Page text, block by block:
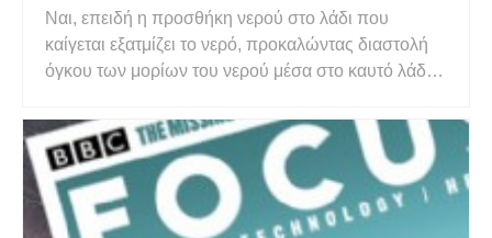
Ναι, επειδή η προσθήκη νερού στο λάδι που
καίγεται εξατμίζει το νερό, προκαλώντας διαστολή
όγκου των μορίων του νερού μέσα στο καυτό λάδι,
Τα γράσα έχουν οικιακή και βιομηχανική χρήση εδώ
και αιώνες. Χρησιμοποιούνται ευρέως στη
μαγειρική, αυτά τα λά